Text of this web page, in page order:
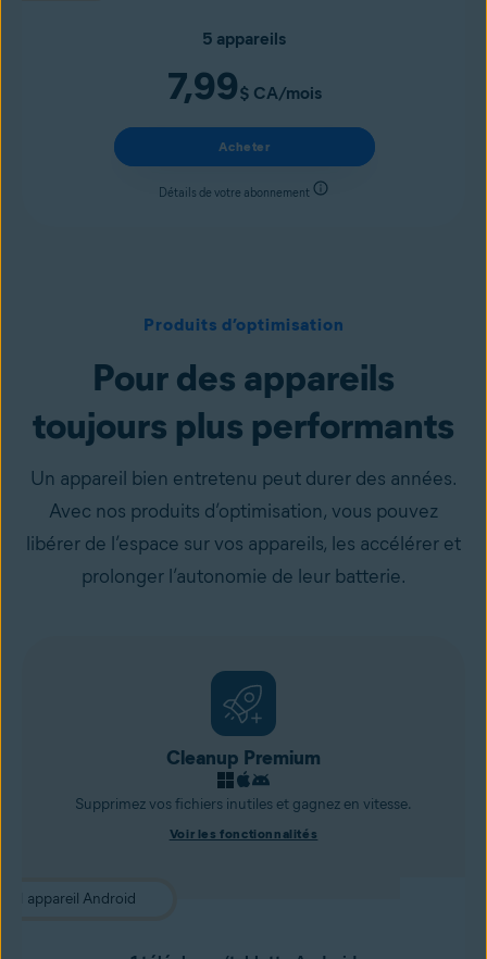
5 appareils
7,99$ CA/mois
Acheter
Détails de votre abonnement
Produits d’optimisation
Pour des appareils
toujours plus performants
Un appareil bien entretenu peut durer des années.
Avec nos produits d’optimisation, vous pouvez
libérer de l’espace sur vos appareils, les accélérer et
prolonger l’autonomie de leur batterie.
Cleanup Premium
Supprimez vos fichiers inutiles et gagnez en vitesse.
Voir les fonctionnalités